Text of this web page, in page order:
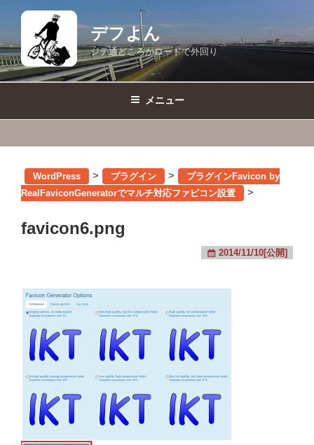
テ
ン
ツ
デフよん
ジテ通どころかロードで外回り
メニュー
WordPress > プラグイン >
プラグインFavicon by
RealFaviconGeneratorでマルチ対応ファビコン設置
>
favicon6.png
2014/11/10[公開]